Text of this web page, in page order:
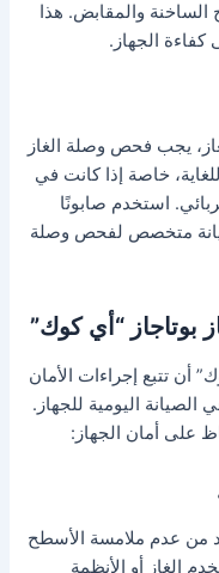
والمقابض. هذا
الجهاز.
يجب فحص وصلة الغاز
خاصة إذا كانت في
استخدم صابونًا
متخصص لفحص وصلة
أن تتبع إجراءات الأمان
اليومية للجهاز.
على أمان الجهاز:
من عدم ملامسة الأسطح
الغاز أو الأنظمة